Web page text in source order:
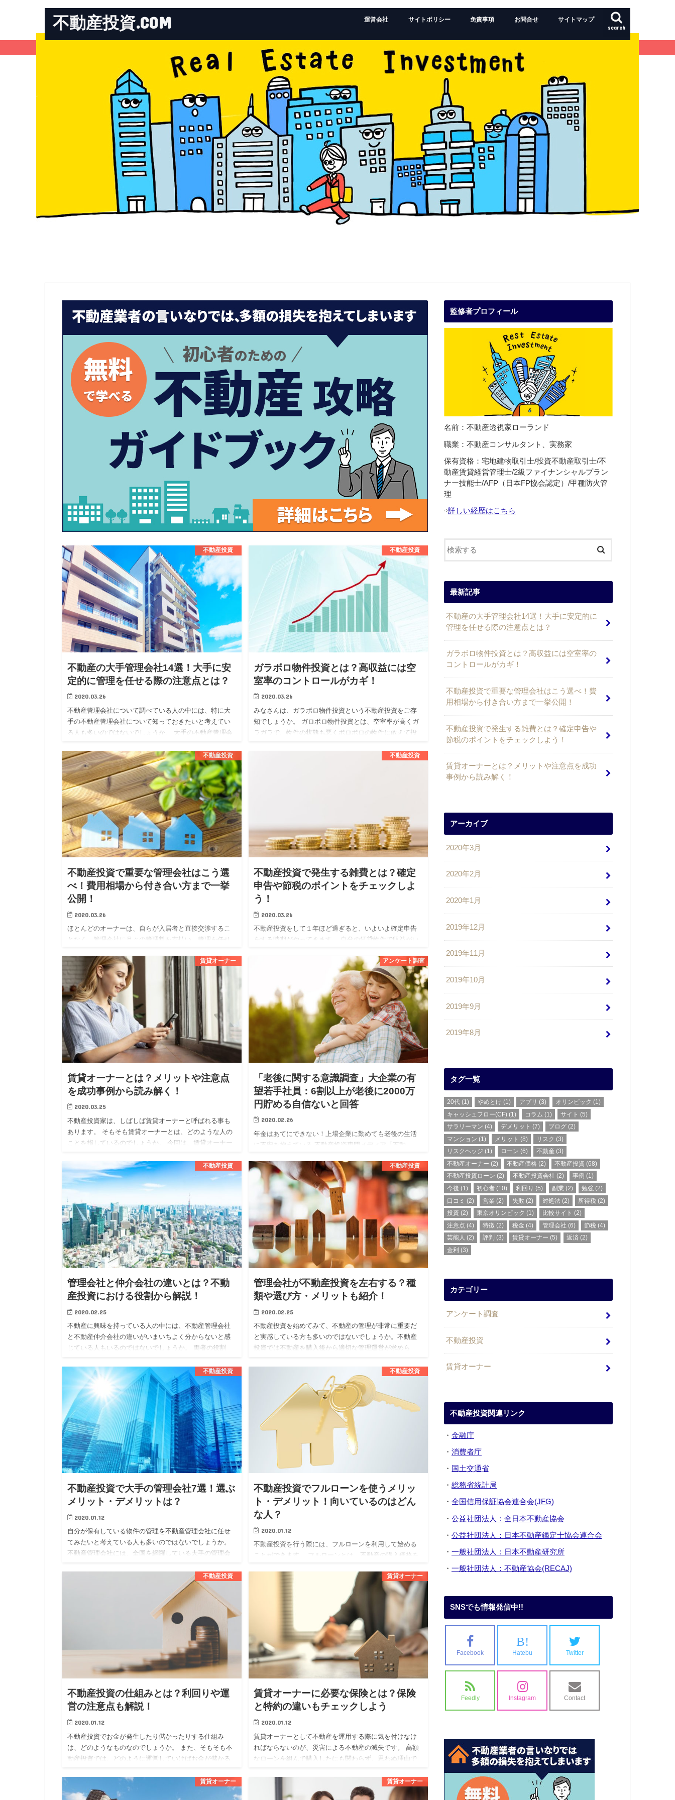
不動産投資.COM search
運営会社 サイトポリシー 免責事項 お問合せ サイトマップ
不動産投資
不動産の大手管理会社14選！大手に安
定的に管理を任せる際の注意点とは？
2020.03.26
不動産管理会社について調べている人の中には、特に大
手の不動産管理会社について知っておきたいと考えてい
る人も多いのではないでしょうか。 大手の不動産管理会
ービスを期待する事…
不動産投資
ガラボロ物件投資とは？高収益には空
室率のコントロールがカギ！
2020.03.26
みなさんは、ガラボロ物件投資という不動産投資をご存
知でしょうか。 ガロボロ物件投資とは、空室率が高くガ
ラガラで、物件の状態も悪くボロボロの物件に敢えて投
不動産投資
不動産投資で重要な管理会社はこう選
べ！費用相場から付き合い方まで一挙
公開！
2020.03.26
ほとんどのオーナーは、自らが入居者と直接交渉するこ
となく、管理会社に月々の管理料を支払い、管理を任せ
とで専門家に任せられる安心感が得られ、賃貸経営にか
かる勉強や労力を軽…
不動産投資
不動産投資で発生する雑費とは？確定
申告や節税のポイントをチェックしよ
う！
2020.03.26
不動産投資をして１年ほど過ぎると、いよいよ確定申告
をする時期がやってきます。 自分の賃貸物件で収益がい
か、初めての場合は特に分からないこともあるかと思い
賃貸オーナー
賃貸オーナーとは？メリットや注意点
を成功事例から読み解く！
2020.03.25
不動産投資家は、しばしば賃貸オーナーと呼ばれる事も
あります。 そもそも賃貸オーナーとは、どのような人の
ことを指しているのでしょうか。 今回は、賃貸オーナー
ます。 賃貸オー…
アンケート調査
「老後に関する意識調査」大企業の有
望若手社員：6割以上が老後に2000万
円貯める自信ないと回答
2020.02.26
年金はあてにできない！上場企業に勤めても老後の生活
に不安を抱えている 不動産投資専門メディア「不動
藤 剛、本社：東京都渋谷区）は、上場企業勤続3年目以
上の20代男…
不動産投資
管理会社と仲介会社の違いとは？不動
産投資における役割から解説！
2020.02.25
不動産に興味を持っている人の中には、不動産管理会社
と不動産仲介会社の違いがいまいちよく分からないと感
じている人もいるのではないでしょうか。 両者の役割
す。 今回は、そんな不…
不動産投資
管理会社が不動産投資を左右する？種
類や選び方・メリットも紹介！
2020.02.25
不動産投資を始めてみて、不動産の管理が非常に重要だ
と実感している方も多いのではないでしょうか。不動産
投資では不動産を購入後から適切な管理運営が求めら
不動産投資
不動産投資で大手の管理会社7選！選ぶ
メリット・デメリットは？
2020.01.12
自分が保有している物件の管理を不動産管理会社に任せ
てみたいと考えている人も多いのではないでしょうか。
不動産管理会社には、全国を網羅している大手の管理会
不動産投資
不動産投資でフルローンを使うメリッ
ト・デメリット！向いているのはどん
な人？
2020.01.12
不動産投資を行う際には、フルローンを利用して始める
ことができます。 フルローンとは、不動産の購入価格を
ものです。 不動産投資を始めたい人の中には、フルロー
不動産投資
不動産投資の仕組みとは？利回りや運
営の注意点も解説！
2020.01.12
不動産投資でお金が発生したり儲かったりする仕組み
は、どのようなものなのでしょうか。 また、そもそも不
動産投資では、どのように運営していけばお金が儲かる
賃貸オーナー
賃貸オーナーに必要な保険とは？保険
と特約の違いもチェックしよう
2020.01.12
賃貸オーナーとして不動産を運用する際に気を付けなけ
ればならないのが、災害による不動産の滅失です。 高額
なローンを組んで購入したにも関わらず、思わぬ理由で
賃貸オーナー 賃貸オーナー
監修者プロフィール
名前：不動産透視家ローランド
職業：不動産コンサルタント、実務家
保有資格：宅地建物取引士/投資不動産取引士/不
動産賃貸経営管理士/2級ファイナンシャルプラン
ナー技能士/AFP（日本FP協会認定）/甲種防火管
理
⇨詳しい経歴はこちら
最新記事
不動産の大手管理会社14選！大手に安定的に
管理を任せる際の注意点とは？
ガラボロ物件投資とは？高収益には空室率の
コントロールがカギ！
不動産投資で重要な管理会社はこう選べ！費
用相場から付き合い方まで一挙公開！
不動産投資で発生する雑費とは？確定申告や
節税のポイントをチェックしよう！
賃貸オーナーとは？メリットや注意点を成功
事例から読み解く！
アーカイブ
2020年3月
2020年2月
2020年1月
2019年12月
2019年11月
2019年10月
2019年9月
2019年8月
タグ一覧
20代 (1) やめとけ (1) アプリ (3) オリンピック (1)
キャッシュフロー(CF) (1) コラム (1) サイト (5)
サラリーマン (4) デメリット (7) ブログ (2)
マンション (1) メリット (8) リスク (3)
リスクヘッジ (1) ローン (6) 不動産 (3)
不動産オーナー (2) 不動産価格 (2) 不動産投資 (68)
不動産投資ローン (2) 不動産投資会社 (2) 事例 (1)
今後 (1) 初心者 (10) 利回り (5) 副業 (2) 勉強 (2)
口コミ (2) 営業 (2) 失敗 (2) 対処法 (2) 所得税 (2)
投資 (2) 東京オリンピック (1) 比較サイト (2)
注意点 (4) 特徴 (2) 税金 (4) 管理会社 (6) 節税 (4)
芸能人 (2) 評判 (3) 賃貸オーナー (5) 返済 (2)
金利 (3)
カテゴリー
アンケート調査
不動産投資
賃貸オーナー
不動産投資関連リンク
・ 金融庁
・ 消費者庁
・ 国土交通省
・ 総務省統計局
・ 全国信用保証協会連合会(JFG)
・ 公益社団法人：全日本不動産協会
・ 公益社団法人：日本不動産鑑定士協会連合会
・ 一般社団法人：日本不動産研究所
・ 一般社団法人：不動産協会(RECAJ)
SNSでも情報発信中!!
Facebook
B!
Hatebu Twitter
Feedly Instagram Contact